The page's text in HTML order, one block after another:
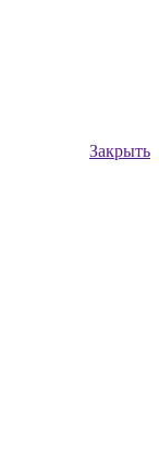
Закрыть